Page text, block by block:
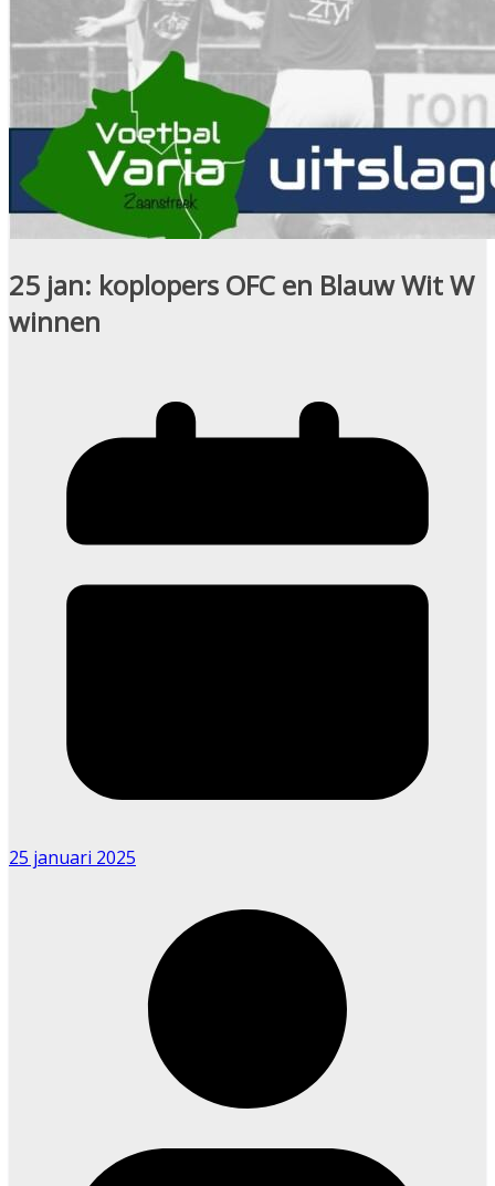
25 jan: koplopers OFC en Blauw Wit W
winnen
25 januari 2025